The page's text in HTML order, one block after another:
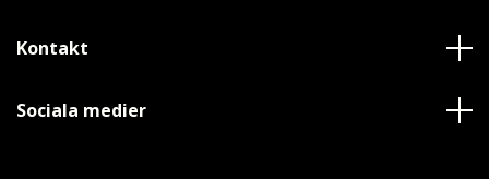
Kontakt
Sociala medier